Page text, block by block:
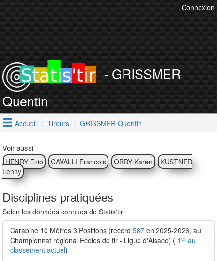
Connexion
- GRISSMER
Quentin
Accueil Tireurs GRISSMER Quentin
Voir aussi
HENRY Ezio CAVALLI Francois OBRY Karen
KUSTNER
Lenny
Disciplines pratiquées
Selon les données connues de Statis'tir
Carabine 10 Mètres 3 Positions (record 587 en 2025-2026, au
Championnat régional Ecoles de tir - Ligue d'Alsace) ( 1 er au
classement actuel)